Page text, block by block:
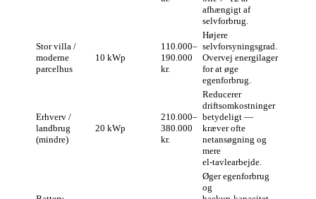
afhængigt af
selvforbrug.
Stor villa /
moderne
parcelhus
10 kWp
110.000–
190.000
kr.
Højere
selvforsyningsgrad.
Overvej energilager
for at øge
egenforbrug.
Erhverv /
landbrug
(mindre)
20 kWp
210.000–
380.000
kr.
Reducerer
driftsomkostninger
betydeligt —
kræver ofte
netansøgning og
mere
el‑tavlearbejde.
Øger egenforbrug
og